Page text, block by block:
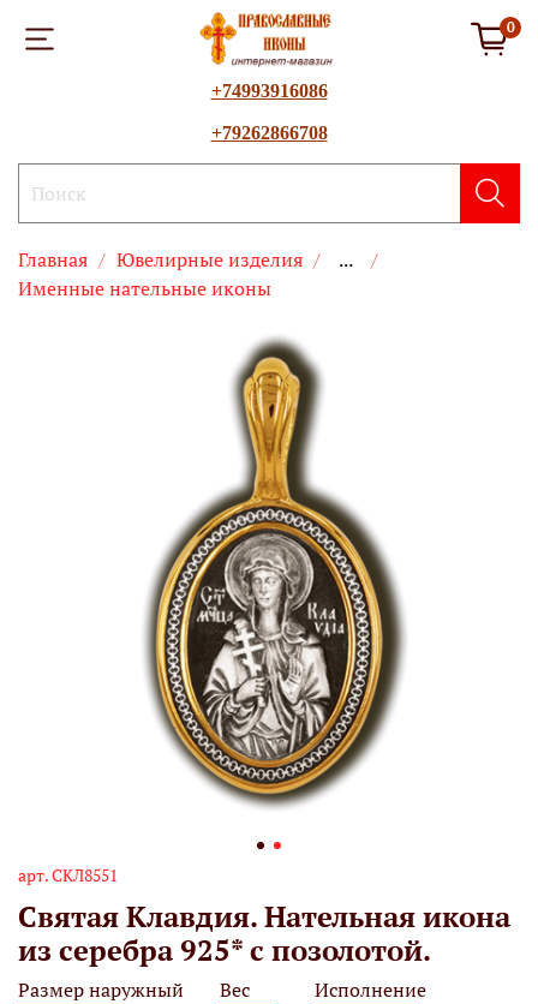
0
+74993916086
+79262866708
Главная Ювелирные изделия
...
Именные нательные иконы
арт.СКЛ8551
Святая Клавдия. Нательная икона
из серебра 925* с позолотой.
Размер наружный Вес Исполнение